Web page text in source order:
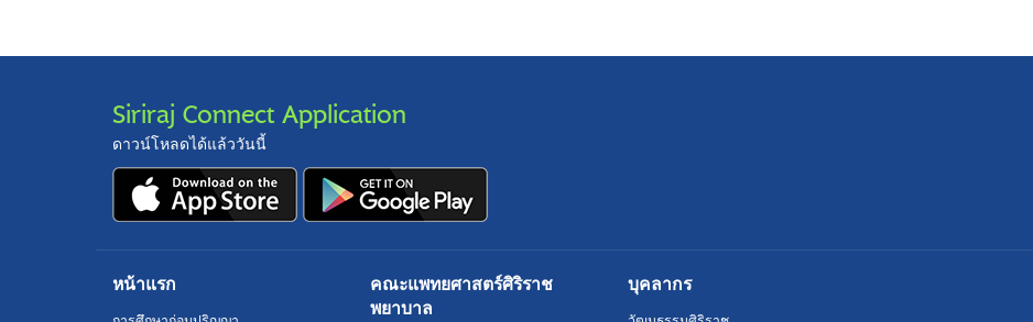
Siriraj Connect Application
ดาวน์โหลดได้แล้ววันนี้
หน้าแรก
คณะแพทยศาสตร์ศิริราช
พยาบาล
บุคลากร